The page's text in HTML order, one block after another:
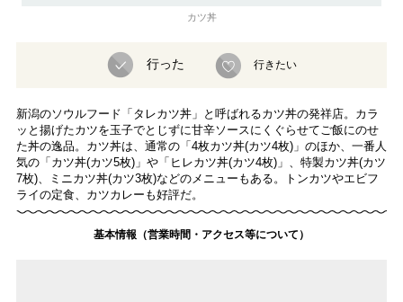
カツ丼
行った 行きたい
新潟のソウルフード「タレカツ丼」と呼ばれるカツ丼の発祥店。カラ
ッと揚げたカツを玉子でとじずに甘辛ソースにくぐらせてご飯にのせ
た丼の逸品。カツ丼は、通常の「4枚カツ丼(カツ4枚)」のほか、一番人
気の「カツ丼(カツ5枚)」や「ヒレカツ丼(カツ4枚)」、特製カツ丼(カツ
7枚)、ミニカツ丼(カツ3枚)などのメニューもある。トンカツやエビフ
ライの定食、カツカレーも好評だ。
基本情報（営業時間・アクセス等について）